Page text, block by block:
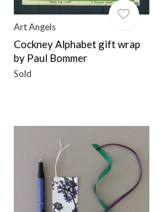
Art Angels
Cockney Alphabet gift wrap
by Paul Bommer
Sold